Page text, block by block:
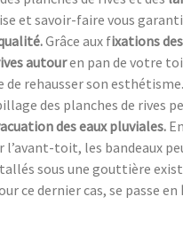
et savoir-faire vous
Grâce aux fixations des
autouren pan de votre
de rehausser son
des planches de rives
des eaux pluviales.
l’avant-toit, les bandeaux
sous une gouttière
ce dernier cas, se passe en